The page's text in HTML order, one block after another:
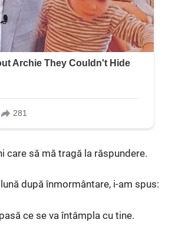
care să mă tragă la răspundere.
după înmormântare, i-am spus:
ce se va întâmpla cu tine.